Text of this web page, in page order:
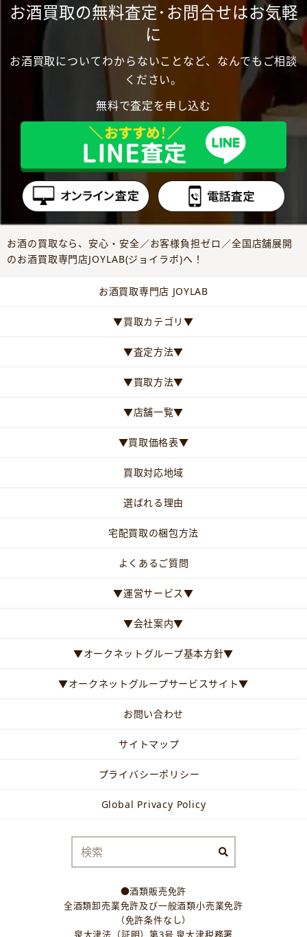
お酒買取の無料査定･お問合せはお気軽
に
お酒買取についてわからないことなど、なんでもご相談
ください。
無料で査定を申し込む
お酒の買取なら、安心・安全／お客様負担ゼロ／全国店舗展開
のお酒買取専門店JOYLAB(ジョイラボ)へ！
お酒買取専門店 JOYLAB
▼買取カテゴリ▼
▼査定方法▼
▼買取方法▼
▼店舗一覧▼
▼買取価格表▼
買取対応地域
選ばれる理由
宅配買取の梱包方法
よくあるご質問
▼運営サービス▼
▼会社案内▼
▼オークネットグループ基本方針▼
▼オークネットグループサービスサイト▼
お問い合わせ
サイトマップ
プライバシーポリシー
Global Privacy Policy
●酒類販売免許
全酒類卸売業免許及び一般酒類小売業免許
（免許条件なし）
泉大津法（証明）第3号 泉大津税務署